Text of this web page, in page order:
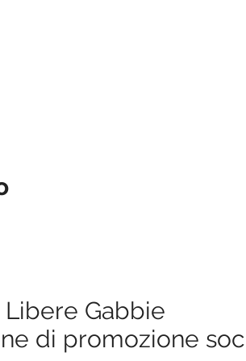
Libere Gabbie
di promozione